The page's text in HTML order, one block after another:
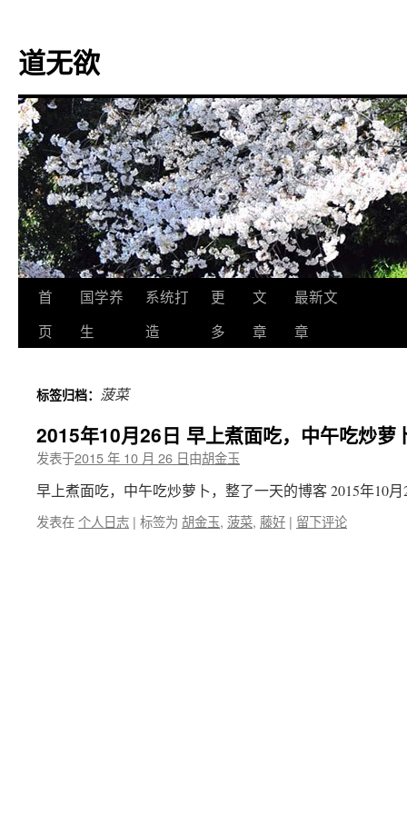
道无欲
跳
文
首
页
国学养
生
系统打
造
更
多
文
章
最新文
章
标签归档： 菠菜
2015年10月26日 早上煮面吃，中午吃炒萝
发表于2015 年 10 月 26 日由胡金玉
早上煮面吃，中午吃炒萝卜，整了一天的博客 2015年10
发表在个人日志 | 标签为 胡金玉, 菠菜, 藤好 | 留下评论